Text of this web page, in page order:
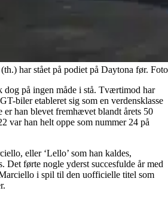
har stået på podiet på Daytona før.
dog på ingen måde i stå. Tværtimod har
biler etableret sig som en verdensklasse
er han blevet fremhævet blandt årets 50
var han helt oppe som nummer 24 på
eller ‘Lello’ som han kaldes,
Det førte nogle yderst succesfulde år med
i spil til den uofficielle titel som